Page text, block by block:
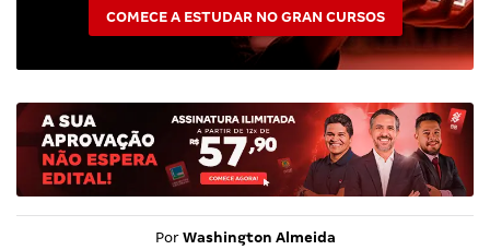
COMECE A ESTUDAR NO GRAN CURSOS
Por Washington Almeida